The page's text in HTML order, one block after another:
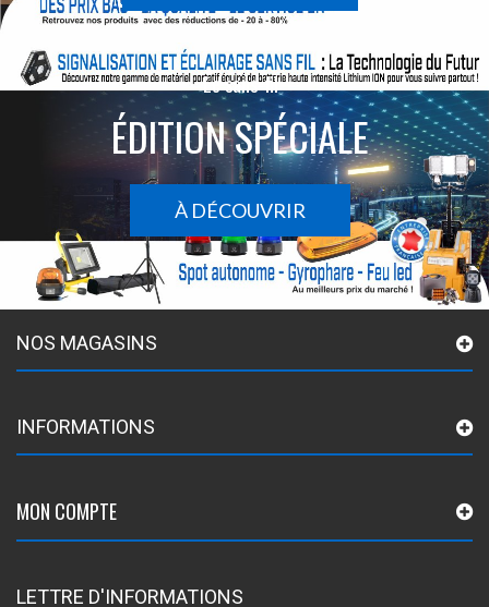
Le sans-fil
ÉDITION SPÉCIALE
À DÉCOUVRIR
NOS MAGASINS
INFORMATIONS
MON COMPTE
LETTRE D'INFORMATIONS